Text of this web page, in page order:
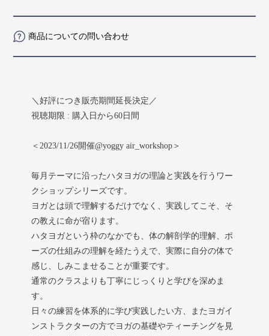
商品についての問い合わせ
＼好評につき販売期間延長決定／
視聴期限 : 購入日から60日間
＜2023/11/26開催@yoggy air_workshop＞
毎月テーマに沿ったハタヨガの理論と実践を行うワー
クショップシリーズです。
ヨガとは頭で理解するだけでなく、実践してこそ、そ
の教えに命が宿ります。
ハタヨガという枠のなかでも、体の解剖学的理解、ポ
ーズの仕組みの理解を経たうえで、実際に自分の体で
感じ、しみこませることが重要です。
通常のクラスよりも丁寧にじっくりと学びを深めま
す。
日々の練習を体系的に学び実践したい方、またヨガイ
ンストラクターの方でヨガの基礎やティーチングを見